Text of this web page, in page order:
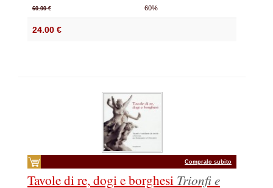
60.00 € 60%
24.00 €
Compralo subito
Tavole di re, dogi e borghesi Trionfi e